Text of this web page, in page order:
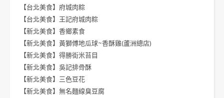
【台北美食】府城肉粽
【台北美食】王記府城肉粽
【新北美食】香鄉素食
【新北美食】黃獅傅地瓜球~香酥雞(蘆洲總店)
【新北美食】得勝街米苔目
【新北美食】吳記排骨酥
【新北美食】三色豆花
【新北美食】無名麵線臭豆腐